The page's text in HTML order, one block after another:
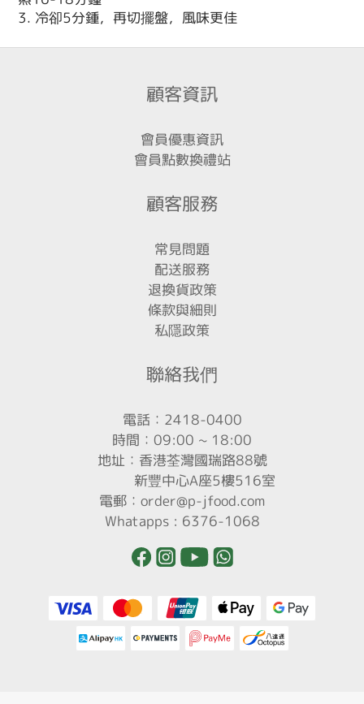
3. 冷卻5分鍾，再切擺盤，風味更佳
顧客資訊
會員優惠資訊
會員點數換禮站
顧客服務
常見問題
配送服務
退換貨政策
條款與細則
私隱政策
聯絡我們
電話：2418-0400
時間：09:00 ~ 18:00
地址：香港荃灣國瑞路88號
新豐中心A座5樓516室
電郵：order@p-jfood.com
Whatapps : 6376-1068